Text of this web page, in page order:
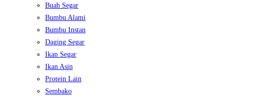
Buah Segar
Bumbu Alami
Bumbu Instan
Daging Segar
Ikan Segar
Ikan Asin
Protein Lain
Sembako